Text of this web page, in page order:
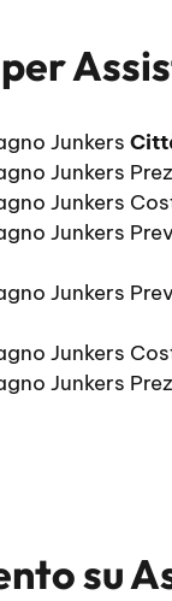
Junkers
Junkers
Junkers
Junkers
Junkers
Junkers
Junkers
su